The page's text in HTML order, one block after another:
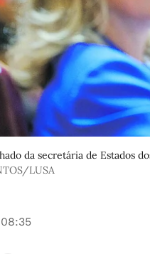
da secretária de Estados
LUSA